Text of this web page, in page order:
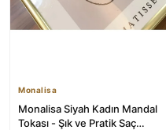
Monalisa
Monalisa Siyah Kadın Mandal
Tokası - Şık ve Pratik Saç